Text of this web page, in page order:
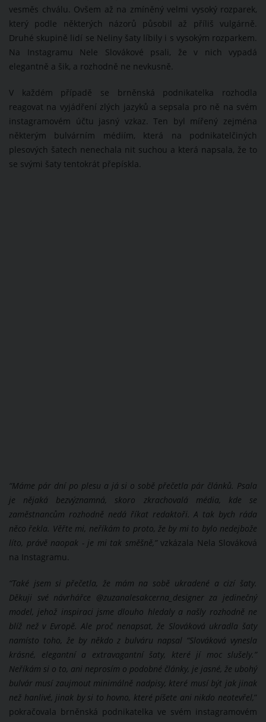
vesměs chválu. Ovšem až na zmíněný velmi vysoký rozparek,
který podle některých názorů působil až příliš vulgárně.
Druhé skupině lidí se Neliny šaty líbily i s vysokým rozparkem.
Na Instagramu Nele Slovákové psali, že v nich vypadá
elegantně a šik, a rozhodně ne nevkusně.
V každém případě se brněnská podnikatelka rozhodla
reagovat na vyjádření zlých jazyků a sepsala pro ně na svém
instagramovém účtu jasný vzkaz. Ten byl mířený zejména
některým bulvárním médiím, která na podnikatelčiných
plesových šatech nenechala nit suchou a která napsala, že to
se svými šaty tentokrát přepískla.
“Máme pár dní po plesu a já si o sobě přečetla pár článků. Psala
je nějaká bezvýznamná, skoro zkrachovalá média, kde se
zaměstnancům rozhodně nedá říkat redaktoři. A tak bych ráda
něco řekla. Věřte mi, neříkám to proto, že by mi to bylo nedejbože
líto, právě naopak - je mi tak směšně,”vzkázala Nela Slováková
na Instagramu.
“Také jsem si přečetla, že mám na sobě ukradené a cizí šaty.
Děkuji své návrhářce @zuzanalesakcerna_designer za jedinečný
model, jehož inspiraci jsme dlouho hledaly a našly rozhodně ne
blíž než v Evropě. Ale proč nenapsat, že Slováková ukradla šaty
namísto toho, že by někdo z bulváru napsal “Slováková vynesla
krásné, elegantní a extravagantní šaty, které jí moc slušely.”
Neříkám si o to, ani neprosím o podobné články, je jasné, že ubohý
bulvár musí zaujmout minimálně nadpisy, které musí být jak jinak
než hanlivé, jinak by si to hovno, které píšete ani nikdo neotevřel,”
pokračovala brněnská podnikatelka ve svém instagramovém